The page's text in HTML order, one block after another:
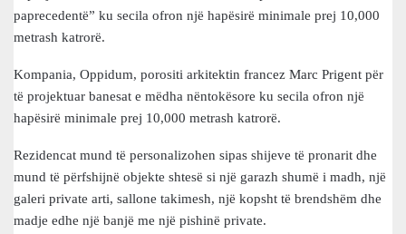
paprecedentë” ku secila ofron një hapësirë minimale prej 10,000
metrash katrorë.
Kompania, Oppidum, porositi arkitektin francez Marc Prigent për
të projektuar banesat e mëdha nëntokësore ku secila ofron një
hapësirë minimale prej 10,000 metrash katrorë.
Rezidencat mund të personalizohen sipas shijeve të pronarit dhe
mund të përfshijnë objekte shtesë si një garazh shumë i madh, një
galeri private arti, sallone takimesh, një kopsht të brendshëm dhe
madje edhe një banjë me një pishinë private.